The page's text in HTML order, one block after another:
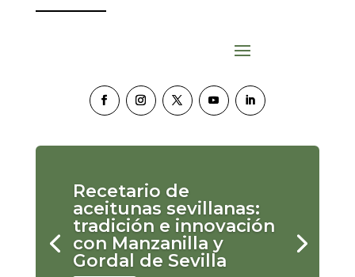
Recetario de
aceitunas sevillanas:
tradición e innovación
con Manzanilla y
Gordal de Sevilla